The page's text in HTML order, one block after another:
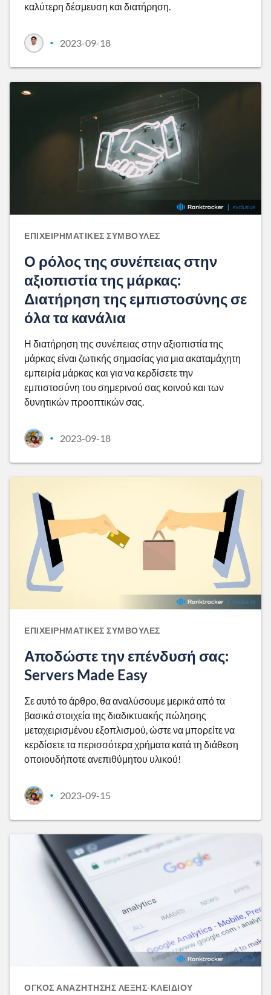
καλύτερη δέσμευση και διατήρηση.
• 2023-09-18
ΕΠΙΧΕΙΡΗΜΑΤΙΚΈΣ ΣΥΜΒΟΥΛΈΣ
Ο ρόλος της συνέπειας στην
αξιοπιστία της μάρκας:
Διατήρηση της εμπιστοσύνης σε
όλα τα κανάλια
Η διατήρηση της συνέπειας στην αξιοπιστία της
μάρκας είναι ζωτικής σημασίας για μια ακαταμάχητη
εμπειρία μάρκας και για να κερδίσετε την
εμπιστοσύνη του σημερινού σας κοινού και των
δυνητικών προοπτικών σας.
• 2023-09-18
ΕΠΙΧΕΙΡΗΜΑΤΙΚΈΣ ΣΥΜΒΟΥΛΈΣ
Αποδώστε την επένδυσή σας:
Servers Made Easy
Σε αυτό το άρθρο, θα αναλύσουμε μερικά από τα
βασικά στοιχεία της διαδικτυακής πώλησης
μεταχειρισμένου εξοπλισμού, ώστε να μπορείτε να
κερδίσετε τα περισσότερα χρήματα κατά τη διάθεση
οποιουδήποτε ανεπιθύμητου υλικού!
• 2023-09-15
ΌΓΚΟΣ ΑΝΑΖΉΤΗΣΗΣ ΛΈΞΗΣ-ΚΛΕΙΔΙΟΎ